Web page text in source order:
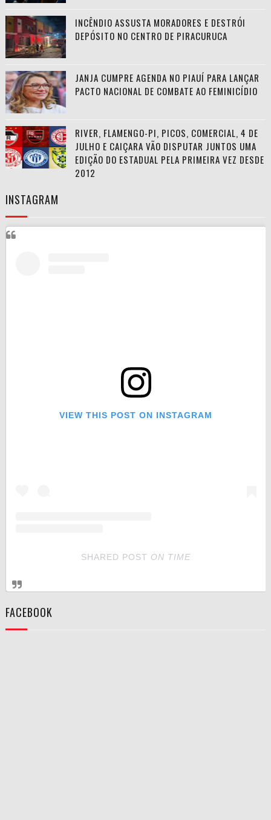
INCÊNDIO ASSUSTA MORADORES E DESTRÓI
DEPÓSITO NO CENTRO DE PIRACURUCA
JANJA CUMPRE AGENDA NO PIAUÍ PARA LANÇAR
PACTO NACIONAL DE COMBATE AO FEMINICÍDIO
RIVER, FLAMENGO-PI, PICOS, COMERCIAL, 4 DE
JULHO E CAIÇARA VÃO DISPUTAR JUNTOS UMA
EDIÇÃO DO ESTADUAL PELA PRIMEIRA VEZ DESDE
2012
INSTAGRAM
VIEW THIS POST ON INSTAGRAM
SHARED POST ON TIME
FACEBOOK